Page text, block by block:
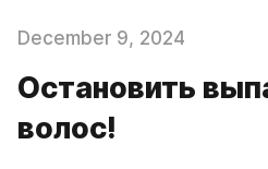
December 9, 2024
Остановить
волос!